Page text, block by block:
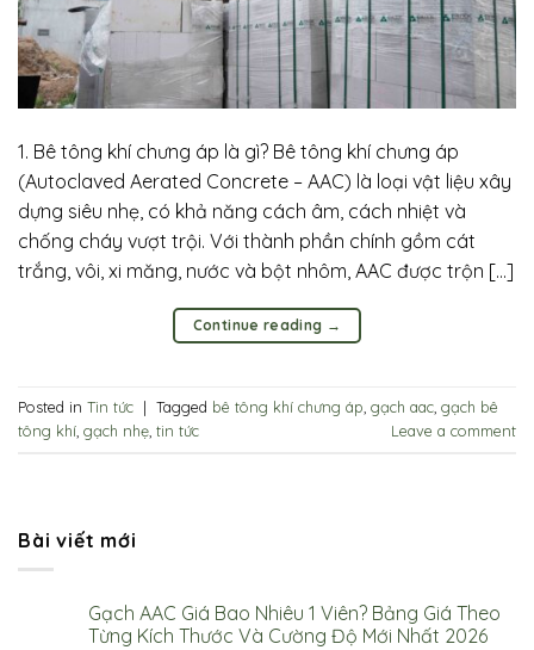
1. Bê tông khí chưng áp là gì? Bê tông khí chưng áp
(Autoclaved Aerated Concrete – AAC) là loại vật liệu xây
dựng siêu nhẹ, có khả năng cách âm, cách nhiệt và
chống cháy vượt trội. Với thành phần chính gồm cát
trắng, vôi, xi măng, nước và bột nhôm, AAC được trộn […]
Continue reading →
Posted in Tin tức | Tagged bê tông khí chưng áp, gạch aac, gạch bê
tông khí, gạch nhẹ, tin tức Leave a comment
Bài viết mới
Gạch AAC Giá Bao Nhiêu 1 Viên? Bảng Giá Theo
Từng Kích Thước Và Cường Độ Mới Nhất 2026